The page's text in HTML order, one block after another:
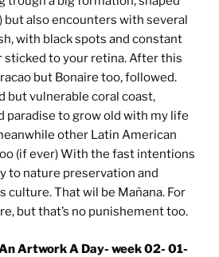
but also encounters with several
with black spots and constant
sticked to your retina. After this
but Bonaire too, followed.
but vulnerable coral coast,
paradise to grow old with my life
other Latin American
(if ever) With the fast intentions
to nature preservation and
culture. That wil be Mañana. For
but that’s no punishement too.
Artwork A Day- week 02- 01-